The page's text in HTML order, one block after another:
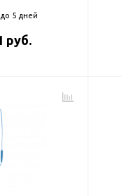
5 дней
руб.